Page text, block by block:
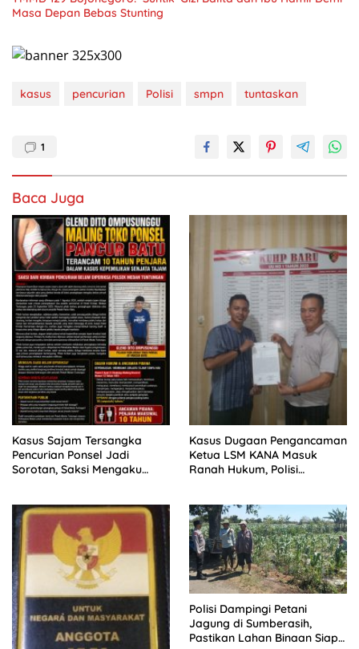
Masa Depan Bebas Stunting
kasus pencurian Polisi smpn tuntaskan
1
Baca Juga
Kasus Sajam Tersangka
Pencurian Ponsel Jadi
Sorotan, Saksi Mengaku
Kasus Dugaan Pengancaman
Ketua LSM KANA Masuk
Ranah Hukum, Polisi
Polisi Dampingi Petani
Jagung di Sumberasih,
Pastikan Lahan Binaan Siap